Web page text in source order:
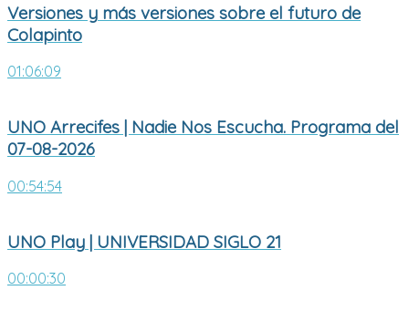
Versiones y más versiones sobre el futuro de
Colapinto
01:06:09
UNO Arrecifes | Nadie Nos Escucha. Programa del
07-08-2026
00:54:54
UNO Play | UNIVERSIDAD SIGLO 21
00:00:30